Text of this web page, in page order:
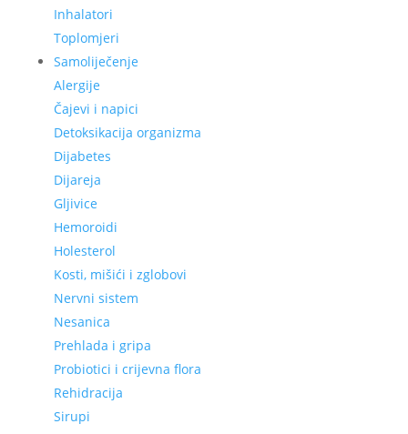
Inhalatori
Toplomjeri
Samoliječenje
Alergije
Čajevi i napici
Detoksikacija organizma
Dijabetes
Dijareja
Gljivice
Hemoroidi
Holesterol
Kosti, mišići i zglobovi
Nervni sistem
Nesanica
Prehlada i gripa
Probiotici i crijevna flora
Rehidracija
Sirupi